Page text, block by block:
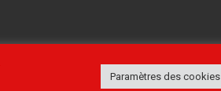
Paramètres des cookies